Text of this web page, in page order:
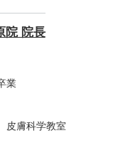
院 院長
業
皮膚科学教室